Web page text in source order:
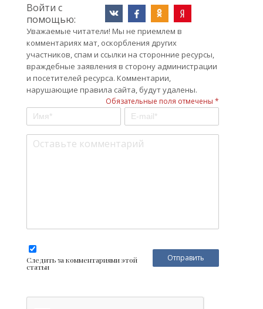
Войти с
помощью:
Уважаемые читатели! Мы не приемлем в
комментариях мат, оскорбления других
участников, спам и ссылки на сторонние ресурсы,
враждебные заявления в сторону администрации
и посетителей ресурса. Комментарии,
нарушающие правила сайта, будут удалены.
Обязательные поля отмечены *
Следить за комментариями этой
статьи